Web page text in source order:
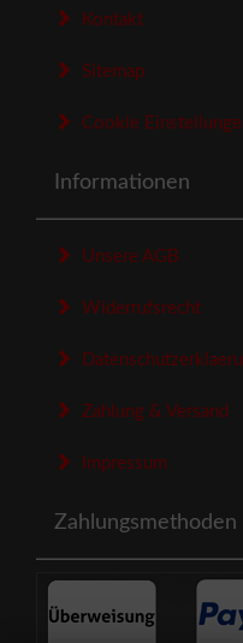
Kontakt
Sitemap
Cookie
Informationen
Unsere AGB
Widerrufsrecht
Zahlung & Versand
Impressum
Zahlungsmethoden